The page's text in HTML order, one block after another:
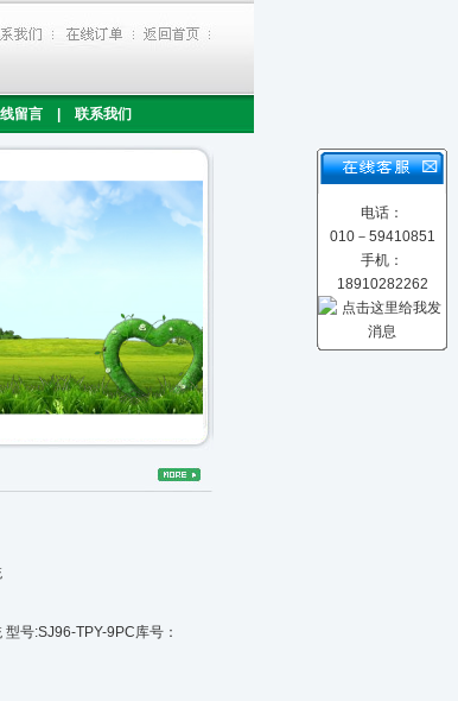
留言 联系我们
号:SJ96-TPY-9PC库号：
电话：
010－59410851
手机：
18910282262